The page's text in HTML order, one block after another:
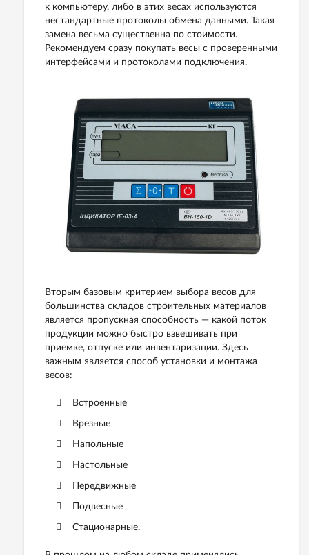
к компьютеру, либо в этих весах используются
нестандартные протоколы обмена данными. Такая
замена весьма существенна по стоимости.
Рекомендуем сразу покупать весы с проверенными
интерфейсами и протоколами подключения.
Вторым базовым критерием выбора весов для
большинства складов строительных материалов
является пропускная способность — какой поток
продукции можно быстро взвешивать при
приемке, отпуске или инвентаризации. Здесь
важным является способ установки и монтажа
весов:
Встроенные
Врезные
Напольные
Настольные
Передвижные
Подвесные
Стационарные.